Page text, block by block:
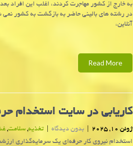
به خارج از کشور مهاجرت کردند، اغلب این افراد
در رشته های بالینی حاضر به بازگشت به کشور
آنلاین،
Read More
کاریابی در سایت استخدام
ژوئن 10, 2025 بدون دیدگاه تغذیه, سلامت,
استخدام نیروی کار حرفه‌ای یک سرمایه‌گذاری